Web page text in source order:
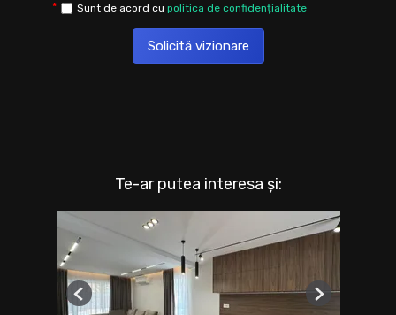
Sunt de acord cu politica de confidențialitate
Solicită vizionare
Te-ar putea interesa și:
Previous Next